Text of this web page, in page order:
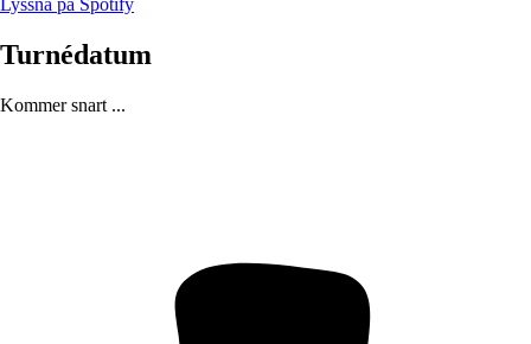
Lyssna på Spotify
Turnédatum
Kommer snart ...